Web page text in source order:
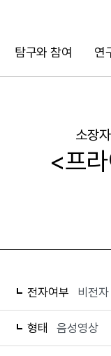
탐구와 참여 연
검색
소장
<프
전자여부 비전자
형태 음성영상